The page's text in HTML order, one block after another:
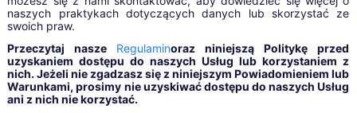
naszych praktykach dotyczących danych lub skorzystać ze
swoich praw.
Przeczytaj nasze Regulaminoraz niniejszą Politykę przed
uzyskaniem dostępu do naszych Usług lub korzystaniem z
nich. Jeżeli nie zgadzasz się z niniejszym Powiadomieniem lub
Warunkami, prosimy nie uzyskiwać dostępu do naszych Usług
ani z nich nie korzystać.